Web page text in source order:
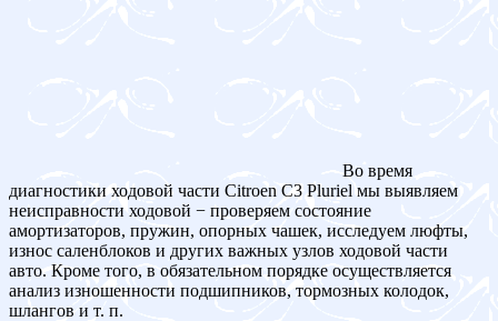
Во время
диагностики ходовой части Citroen C3 Pluriel мы выявляем
неисправности ходовой − проверяем состояние
амортизаторов, пружин, опорных чашек, исследуем люфты,
износ саленблоков и других важных узлов ходовой части
авто. Кроме того, в обязательном порядке осуществляется
анализ изношенности подшипников, тормозных колодок,
шлангов и т. п.